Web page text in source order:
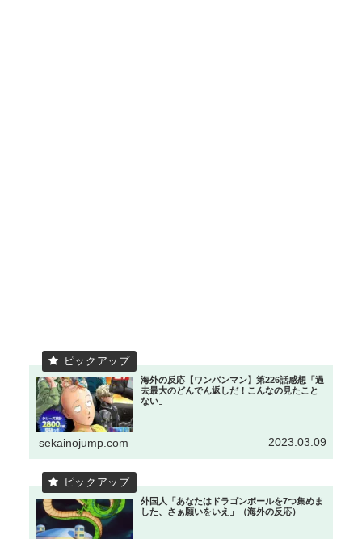
海外の反応【ワンパンマン】第226話感想「過
去最大のどんでん返しだ！こんなの見たこと
ない」
sekainojump.com 2023.03.09
外国人「あなたはドラゴンボールを7つ集めま
した、さぁ願いをいえ」（海外の反応）